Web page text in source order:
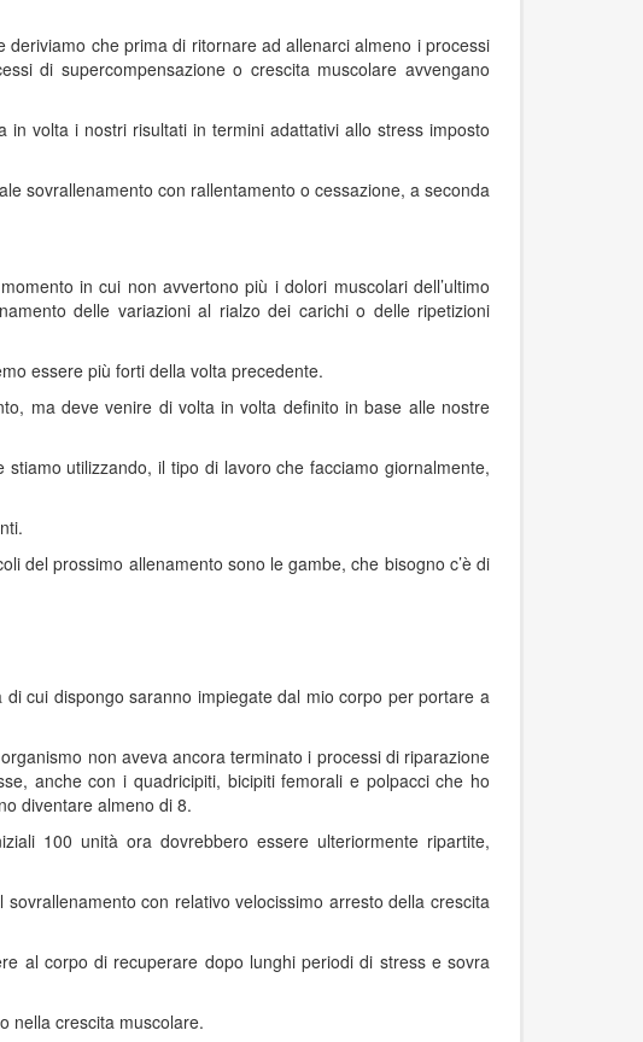
che prima di ritornare ad allenarci almeno i processi
di supercompensazione o crescita muscolare avvengano
volta i nostri risultati in termini adattativi allo stress imposto
sovrallenamento con rallentamento o cessazione, a seconda
in cui non avvertono più i dolori muscolari dell’ultimo
delle variazioni al rialzo dei carichi o delle ripetizioni
essere più forti della volta precedente.
ma deve venire di volta in volta definito in base alle nostre
utilizzando, il tipo di lavoro che facciamo giornalmente,
del prossimo allenamento sono le gambe, che bisogno c’è di
cui dispongo saranno impiegate dal mio corpo per portare a
non aveva ancora terminato i processi di riparazione
anche con i quadricipiti, bicipiti femorali e polpacci che ho
diventare almeno di 8.
100 unità ora dovrebbero essere ulteriormente ripartite,
con relativo velocissimo arresto della crescita
al corpo di recuperare dopo lunghi periodi di stress e sovra
nella crescita muscolare.